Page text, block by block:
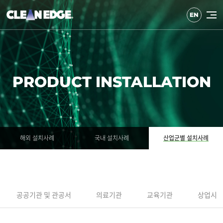
주메뉴 바로가기
컨텐츠 바로가기
EN
PRODUCT INSTALLATION
해외 설치사례 국내 설치사례 산업군별 설치사례
공공기관 및 관공서 의료기관 교육기관 상업시